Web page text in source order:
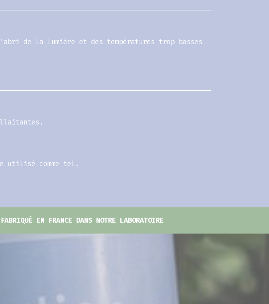
de la lumière et des températures trop basses
utilisé comme tel.
EN FRANCE DANS NOTRE LABORATOIRE